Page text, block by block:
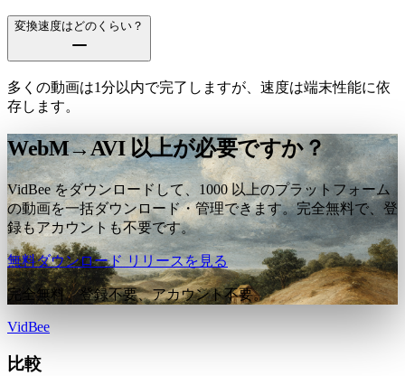
変換速度はどのくらい？
多くの動画は1分以内で完了しますが、速度は端末性能に依
存します。
WebM→AVI 以上が必要ですか？
VidBee をダウンロードして、1000 以上のプラットフォーム
の動画を一括ダウンロード・管理できます。完全無料で、登
録もアカウントも不要です。
無料ダウンロード リリースを見る
完全無料。登録不要、アカウント不要。
VidBee
比較